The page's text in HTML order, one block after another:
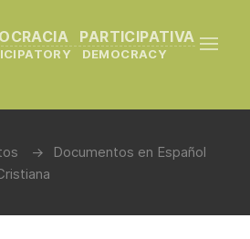
PARTICIPATIVA
DEMOCRACY
Documentos en Español